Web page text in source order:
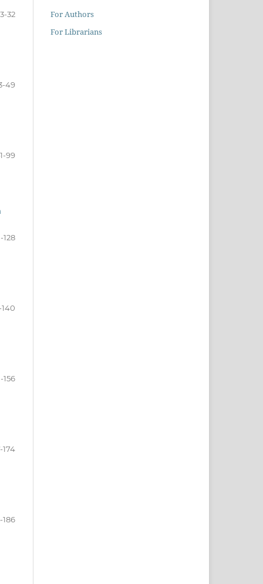
32
49
99
128
140
156
174
186
For Authors
For Librarians